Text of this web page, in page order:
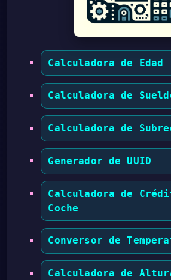
Calculadora de Edad
Calculadora de
Calculadora de
Generador de UUID
Calculadora de
Coche
Conversor de
Calculadora de